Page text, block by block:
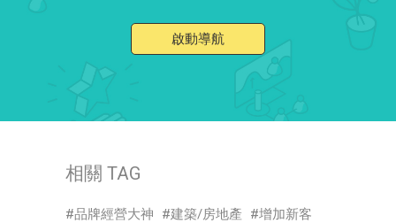
啟動導航
相關 TAG
品牌經營大神 建築/房地產
增加新客